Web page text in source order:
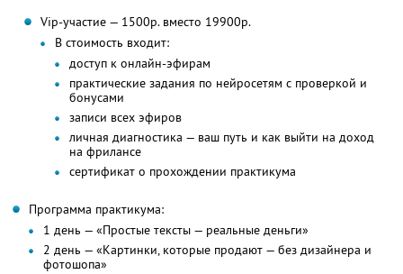
Vip-участие — 1500р. вместо 19900р.
В стоимость входит:
доступ к онлайн-эфирам
практические задания по нейросетям с проверкой и
бонусами
записи всех эфиров
личная диагностика — ваш путь и как выйти на доход
на фрилансе
сертификат о прохождении практикума
Программа практикума:
1 день — «Простые тексты — реальные деньги»
2 день — «Картинки, которые продают — без дизайнера и
фотошопа»